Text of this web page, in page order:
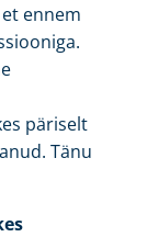
ennem
päriselt
Tänu